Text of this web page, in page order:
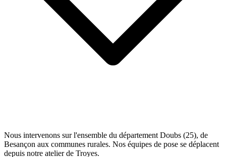
Nous intervenons sur l'ensemble du département Doubs (25), de
Besançon aux communes rurales. Nos équipes de pose se déplacent
depuis notre atelier de Troyes.